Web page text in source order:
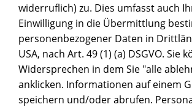
widerruflich) zu. Dies umfasst auch
Einwilligung in die Übermittlung
personenbezogener Daten in
USA, nach Art. 49 (1) (a) DSGVO. Sie
Widersprechen in dem Sie "alle
anklicken. Informationen auf einem
speichern und/oder abrufen.